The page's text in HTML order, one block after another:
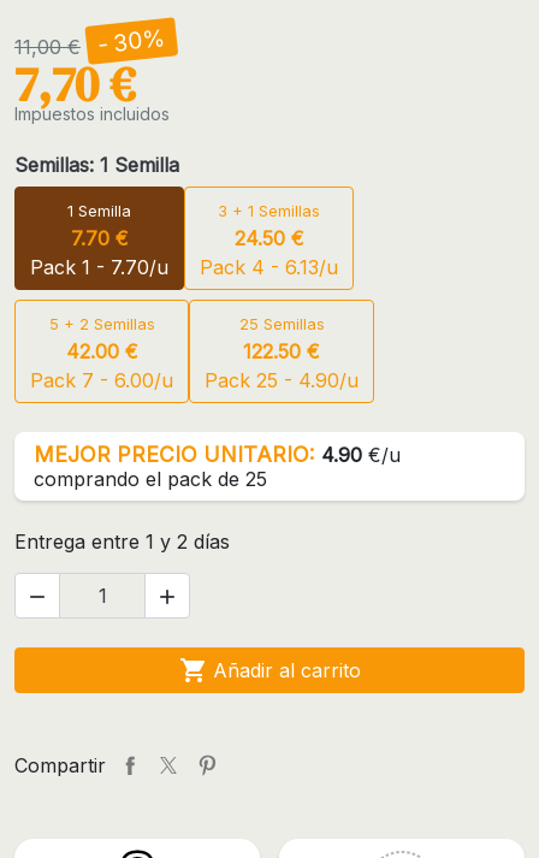
11,00 € - 30%
7,70 €
Impuestos incluidos
Semillas: 1 Semilla
1 Semilla
7.70 €
Pack 1 - 7.70/u
3 + 1 Semillas
24.50 €
Pack 4 - 6.13/u
5 + 2 Semillas
42.00 €
Pack 7 - 6.00/u
25 Semillas
122.50 €
Pack 25 - 4.90/u
MEJOR PRECIO UNITARIO: 4.90 €/u
comprando el pack de 25
Entrega entre 1 y 2 días
 
 Añadir al carrito
Compartir